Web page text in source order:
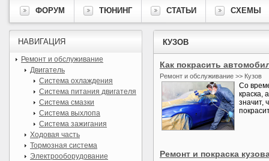
ФОРУМ ТЮНИНГ СТАТЬИ СХЕМЫ
КУЗОВ
Как покрасить
Ремонт и обслуживание >> Кузов
Со
краска,
значит,
Ремонт и покраска
НАВИГАЦИЯ
Ремонт и обслуживание
Двигатель
Система охлаждения
Система питания двигателя
Система смазки
Система выхлопа
Система зажигания
Ходовая часть
Тормозная система
Электрооборудование